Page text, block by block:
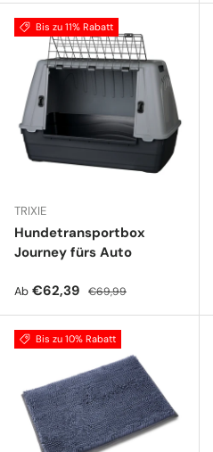
Bis zu 11% Rabatt
TRIXIE
Hundetransportbox
Journey fürs Auto
Verkaufspreis
Ab €62,39 Normaler Preis
€69,99
Bis zu 10% Rabatt